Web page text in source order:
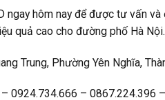
ngay hôm nay để được tư vấn
quả cao cho đường phố Hà Nội.
Trung, Phường Yên Nghĩa,
0924.734.666 – 0867.224.396